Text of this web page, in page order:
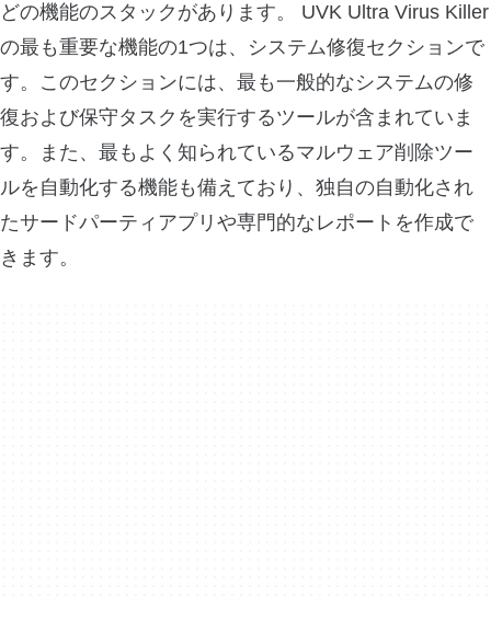
どの機能のスタックがあります。 UVK Ultra Virus Killer
の最も重要な機能の1つは、システム修復セクションで
す。このセクションには、最も一般的なシステムの修
復および保守タスクを実行するツールが含まれていま
す。また、最もよく知られているマルウェア削除ツー
ルを自動化する機能も備えており、独自の自動化され
たサードパーティアプリや専門的なレポートを作成で
きます。